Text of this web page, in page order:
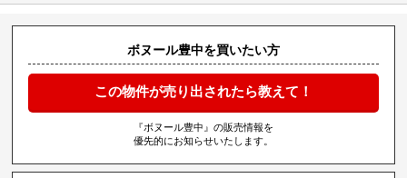
ボヌール豊中を買いたい方
この物件が売り出されたら教えて！
『ボヌール豊中』の販売情報を
優先的にお知らせいたします。